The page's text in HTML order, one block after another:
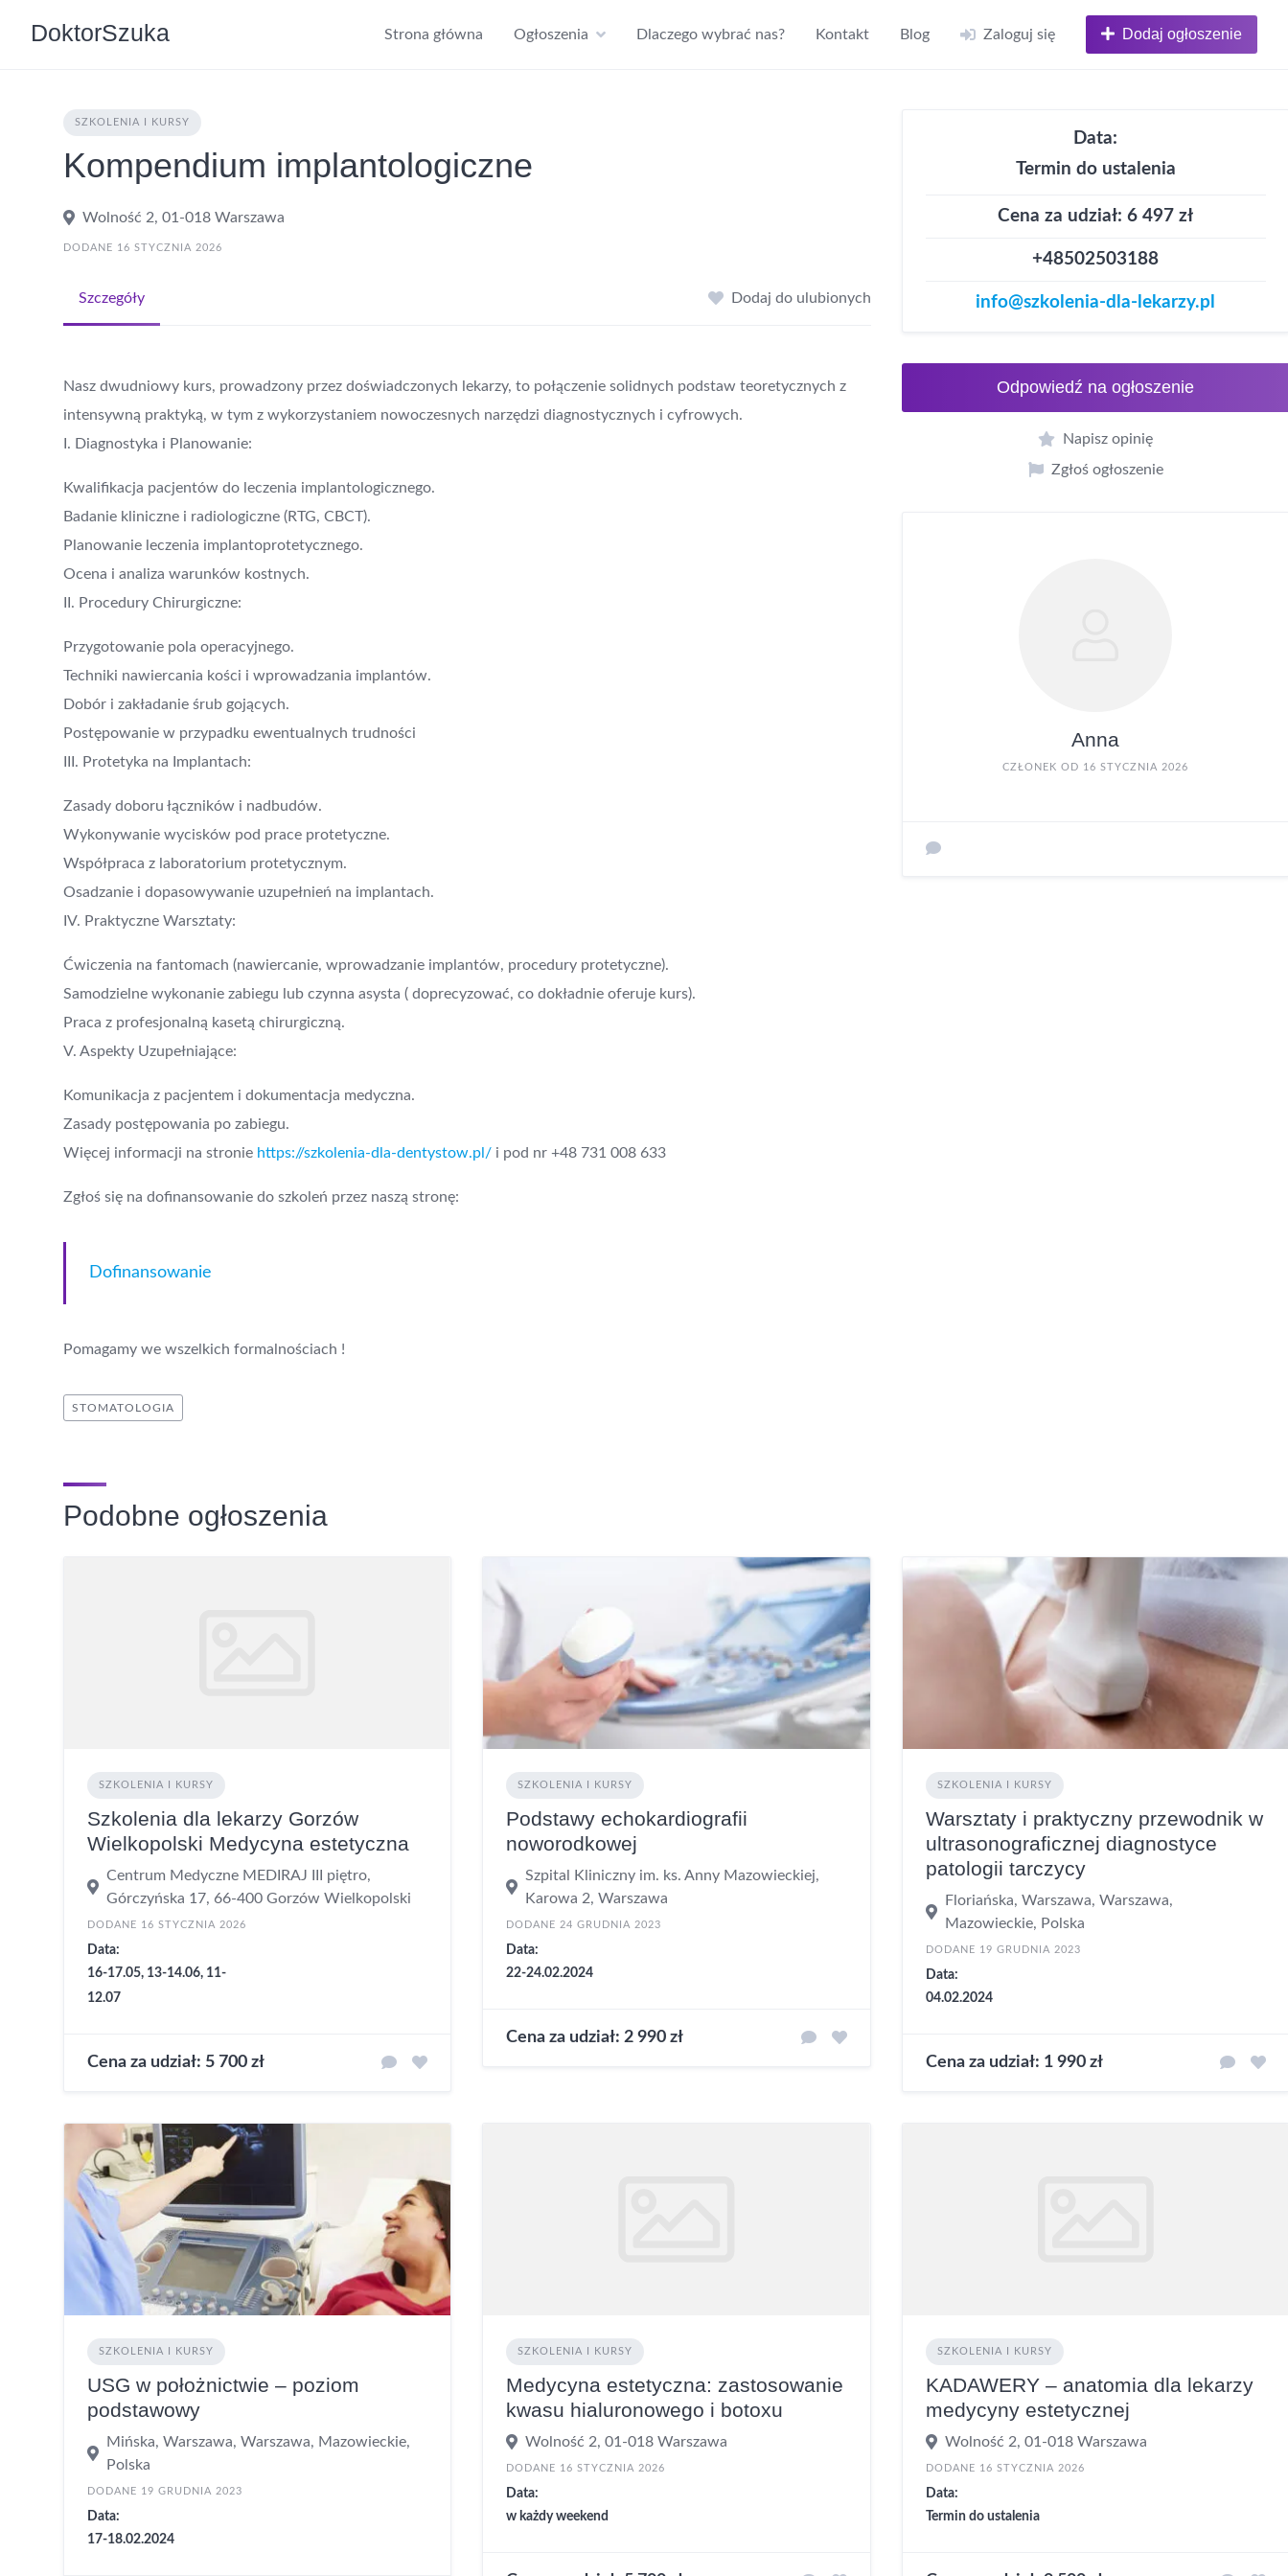
DoktorSzuka Strona główna Ogłoszenia Dlaczego wybrać nas? Kontakt Blog Zaloguj się Dodaj ogłoszenie
SZKOLENIA I KURSY
Kompendium implantologiczne
Wolność 2, 01-018 Warszawa
DODANE 16 STYCZNIA 2026
Szczegóły Dodaj do ulubionych
Nasz dwudniowy kurs, prowadzony przez doświadczonych lekarzy, to połączenie solidnych podstaw teoretycznych z
intensywną praktyką, w tym z wykorzystaniem nowoczesnych narzędzi diagnostycznych i cyfrowych.
I. Diagnostyka i Planowanie:
Kwalifikacja pacjentów do leczenia implantologicznego.
Badanie kliniczne i radiologiczne (RTG, CBCT).
Planowanie leczenia implantoprotetycznego.
Ocena i analiza warunków kostnych.
II. Procedury Chirurgiczne:
Przygotowanie pola operacyjnego.
Techniki nawiercania kości i wprowadzania implantów.
Dobór i zakładanie śrub gojących.
Postępowanie w przypadku ewentualnych trudności
III. Protetyka na Implantach:
Zasady doboru łączników i nadbudów.
Wykonywanie wycisków pod prace protetyczne.
Współpraca z laboratorium protetycznym.
Osadzanie i dopasowywanie uzupełnień na implantach.
IV. Praktyczne Warsztaty:
Ćwiczenia na fantomach (nawiercanie, wprowadzanie implantów, procedury protetyczne).
Samodzielne wykonanie zabiegu lub czynna asysta ( doprecyzować, co dokładnie oferuje kurs).
Praca z profesjonalną kasetą chirurgiczną.
V. Aspekty Uzupełniające:
Komunikacja z pacjentem i dokumentacja medyczna.
Zasady postępowania po zabiegu.
Więcej informacji na stronie https://szkolenia-dla-dentystow.pl/ i pod nr +48 731 008 633
Zgłoś się na dofinansowanie do szkoleń przez naszą stronę:
Dofinansowanie
Pomagamy we wszelkich formalnościach !
STOMATOLOGIA
Data:
Termin do ustalenia
Cena za udział: 6 497 zł
+48502503188
info@szkolenia-dla-lekarzy.pl
Odpowiedź na ogłoszenie
Napisz opinię
Zgłoś ogłoszenie
Anna
CZŁONEK OD 16 STYCZNIA 2026
Podobne ogłoszenia
SZKOLENIA I KURSY
Szkolenia dla lekarzy Gorzów
Wielkopolski Medycyna estetyczna
Centrum Medyczne MEDIRAJ III piętro,
Górczyńska 17, 66-400 Gorzów Wielkopolski
DODANE 16 STYCZNIA 2026
Data:
16-17.05, 13-14.06, 11-
12.07
Cena za udział: 5 700 zł
SZKOLENIA I KURSY
Podstawy echokardiografii
noworodkowej
Szpital Kliniczny im. ks. Anny Mazowieckiej,
Karowa 2, Warszawa
DODANE 24 GRUDNIA 2023
Data:
22-24.02.2024
Cena za udział: 2 990 zł
SZKOLENIA I KURSY
Warsztaty i praktyczny przewodnik w
ultrasonograficznej diagnostyce
patologii tarczycy
Floriańska, Warszawa, Warszawa,
Mazowieckie, Polska
DODANE 19 GRUDNIA 2023
Data:
04.02.2024
Cena za udział: 1 990 zł
SZKOLENIA I KURSY
USG w położnictwie – poziom
podstawowy
Mińska, Warszawa, Warszawa, Mazowieckie,
Polska
DODANE 19 GRUDNIA 2023
Data:
17-18.02.2024
SZKOLENIA I KURSY
Medycyna estetyczna: zastosowanie
kwasu hialuronowego i botoxu
Wolność 2, 01-018 Warszawa
DODANE 16 STYCZNIA 2026
Data:
w każdy weekend
SZKOLENIA I KURSY
KADAWERY – anatomia dla lekarzy
medycyny estetycznej
Wolność 2, 01-018 Warszawa
DODANE 16 STYCZNIA 2026
Data:
Termin do ustalenia